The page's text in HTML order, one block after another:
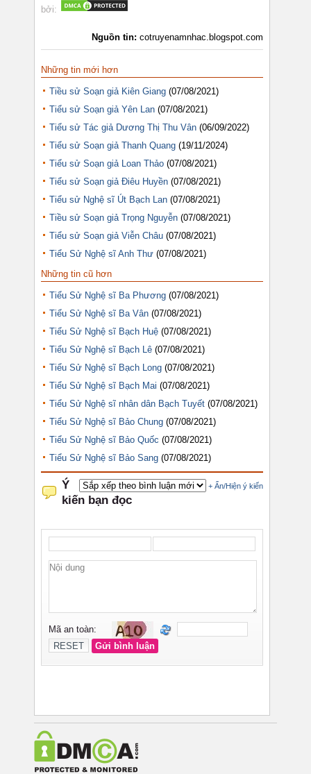
bởi:
Nguồn tin: cotruyenamnhac.blogspot.com
Những tin mới hơn
Tiều sử Soạn giả Kiên Giang (07/08/2021)
Tiểu sử Soạn giả Yên Lan (07/08/2021)
Tiểu sử Tác giả Dương Thị Thu Vân (06/09/2022)
Tiểu sử Soạn giả Thanh Quang (19/11/2024)
Tiểu sử Soạn giả Loan Thảo (07/08/2021)
Tiểu sử Soạn giả Điêu Huyền (07/08/2021)
Tiểu sử Nghệ sĩ Út Bạch Lan (07/08/2021)
Tiều sử Soạn giả Trọng Nguyễn (07/08/2021)
Tiểu sử Soạn giả Viễn Châu (07/08/2021)
Tiểu Sử Nghệ sĩ Anh Thư (07/08/2021)
Những tin cũ hơn
Tiểu Sử Nghệ sĩ Ba Phương (07/08/2021)
Tiểu Sử Nghệ sĩ Ba Vân (07/08/2021)
Tiểu Sử Nghệ sĩ Bạch Huệ (07/08/2021)
Tiểu Sử Nghệ sĩ Bạch Lê (07/08/2021)
Tiểu Sử Nghệ sĩ Bạch Long (07/08/2021)
Tiểu Sử Nghệ sĩ Bạch Mai (07/08/2021)
Tiểu Sử Nghệ sĩ nhân dân Bạch Tuyết (07/08/2021)
Tiểu Sử Nghệ sĩ Bảo Chung (07/08/2021)
Tiểu Sử Nghệ sĩ Bảo Quốc (07/08/2021)
Tiểu Sử Nghệ sĩ Bảo Sang (07/08/2021)